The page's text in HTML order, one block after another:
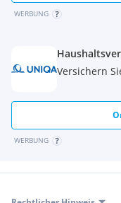
WERBUNG
Versichern
WERBUNG